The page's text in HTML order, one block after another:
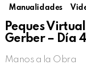
Manualidades
Peques
Gerber – Día 4
Manos a la Obra